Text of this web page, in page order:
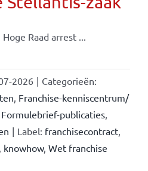
Raad arrest ...
2026 | Categorieën:
Franchise-kenniscentrum/
publicaties,
| Label: franchisecontract,
knowhow, Wet franchise